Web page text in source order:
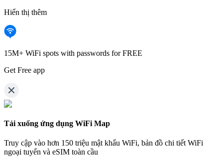
Hiển thị thêm
15M+ WiFi spots with passwords for FREE
Get Free app
Tải xuống ứng dụng WiFi Map
Truy cập vào hơn 150 triệu mật khẩu WiFi, bản đồ chi tiết WiFi
ngoại tuyến và eSIM toàn cầu